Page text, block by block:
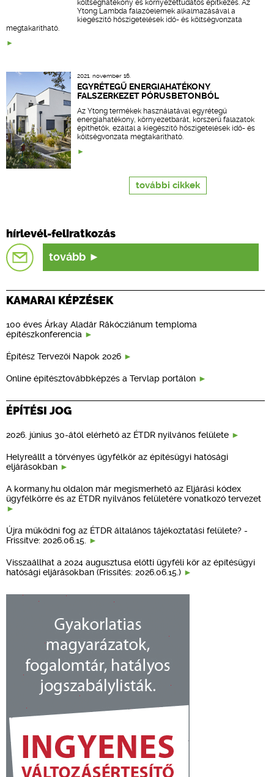
költséghatékony és környezettudatos építkezés. Az
Ytong Lambda falazóelemek alkalmazásával a
kiegészítő hőszigetelések idő- és költségvonzata
megtakarítható.
2021. november 16.
EGYRÉTEGŰ ENERGIAHATÉKONY
FALSZERKEZET PÓRUSBETONBÓL
Az Ytong termékek használatával egyrétegű
energiahatékony, környezetbarát, korszerű falazatok
építhetők, ezáltal a kiegészítő hőszigetelések idő- és
költségvonzata megtakarítható.
további cikkek
hírlevél-feliratkozás
tovább
KAMARAI KÉPZÉSEK
100 éves Árkay Aladár Rákócziánum temploma
építészkonferencia
Építész Tervezői Napok 2026
Online építésztovábbképzés a Tervlap portálon
ÉPÍTÉSI JOG
2026. június 30-ától elérhető az ÉTDR nyilvános felülete
Helyreállt a törvényes ügyfélkör az építésügyi hatósági
eljárásokban
A kormany.hu oldalon már megismerhető az Eljárási kódex
ügyfélkörre és az ÉTDR nyilvános felületére vonatkozó tervezet
Újra működni fog az ÉTDR általános tájékoztatási felülete? -
Frissítve: 2026.06.15.
Visszaállhat a 2024 augusztusa előtti ügyféli kör az építésügyi
hatósági eljárásokban (Frissítés: 2026.06.15.)